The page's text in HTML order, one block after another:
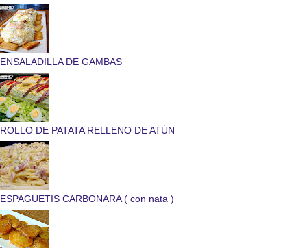
ENSALADILLA DE GAMBAS
ROLLO DE PATATA RELLENO DE ATÚN
ESPAGUETIS CARBONARA ( con nata )